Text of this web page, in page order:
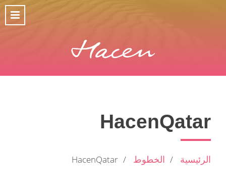
HacenQatar
الرئيسية الخطوط HacenQatar